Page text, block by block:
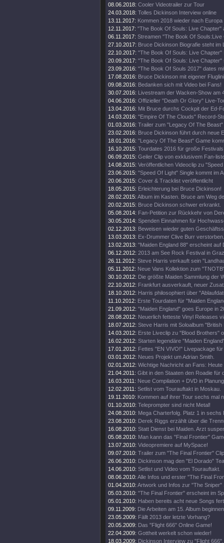
08.06.2018: Cooler Videotrailer zur Tour
24.03.2018: Tolles Dickinson Interview online
13.11.2017: Kommen 2018 wieder nach Europa
12.11.2017: "The Book Of Souls: Live Chapter"
06.11.2017: Streamen "The Book Of Souls:Live
27.10.2017: Bruce Dickinson Biografie steht im
22.10.2017: "The Book Of Souls: Live Chapter"
20.09.2017: "The Book Of Souls: Live Chapter"
23.09.2016: "The Book Of Souls 2017" dates
17.08.2016: Bruce Dickinson mit eigener
09.08.2016: Bedanken sich mit Video bei Fans!
30.07.2016: Livestream der Wacken-Show am
04.06.2016: Offizieller "Death Or Glory" Live-
13.04.2016: Mit Bruce durchs Cockpit der Ed-
14.03.2016: "Empire Of The Clouds" Record-
01.03.2016: Trailer zum "Legacy Of The Beast"
23.02.2016: Bruce Dickinson führt durch neue
18.01.2016: "Legacy Of The Beast" Game
16.10.2015: Tourdates 2016 für große
06.09.2015: Geiler Clip von exklusivem Fan-
14.08.2015: Veröffentlichen Videoclip zu
23.06.2015: "Speed Of Light" Single kommt im
20.06.2015: Cover & Tracklist veröffentlicht
18.05.2015: Erleichterung bei Bruce Dickinson!
28.02.2015: Album im Kasten. Bruce am Weg
20.02.2015: Bruce Dickinson schwer erkrankt.
05.08.2014: Fan-Petition zur Rückkehr von
30.05.2014: Spenden Einnahmen für
02.12.2013: Beweisen wieder guten
13.03.2013: Ex-Drummer Clive Burr verstorben.
13.02.2013: "Maiden England 88" erscheint auf
06.12.2012: 2013 am See Rock Festival in Graz
26.11.2012: Steve Harris verkauft sein
05.11.2012: Neue Vans Kollektion zum
30.10.2012: Die größte Maiden Sammlung der
22.10.2012: Frankfurt ausverkauft, neuer
18.10.2012: Harris philosophiert über
11.10.2012: Erste Tourdaten für "Maiden
21.09.2012: "Maiden England" goes Europe in
28.08.2012: Neuerlich fetteste Vinyl Releases
18.07.2012: Steve Harris mit Soloalbum "British
14.03.2012: Erste Liveclip zu "Blood Brothers"
16.02.2012: Starten legendäre "Maiden
17.01.2012: Fettes "EN VIVO!" Livepackage
03.01.2012: Neues Projekt um Adrian Smith.
02.01.2012: Wichtige Nachricht an Fans: Heute
21.04.2011: Gibt in den Staaten den Roadie für
16.03.2011: Neue Compilation + DVD in
12.02.2011: Setlist vom Tourauftakt in Moskau.
19.11.2010: Kommen auf ihrer Tour sechs mal
01.10.2010: Teleprompter sind nicht Metal!
24.08.2010: Mega Charterfolg. Platz 1 in sechs
23.08.2010: Derek Riggs erzählt über die
16.08.2010: Statt Dienst bei Maiden. Arzt
05.08.2010: Man kann das "Final Frontier"
13.07.2010: Videopremiere auf MySpace!
09.07.2010: Trailer zum "The Final Frontier"
26.06.2010: Dickinson mag den "El Dorado"
14.06.2010: Setlist und Video vom Tourauftakt.
08.06.2010: Alle Infos und erster "The Final
01.04.2010: Artwork und Infos zur "The Sniper"
05.03.2010: "The Final Frontier" erscheint im
05.01.2010: Haben bereits acht neue Songs
09.11.2009: Die Arbeiten am 15. Album
23.05.2009: Fällt 2013 der letzte Vorhang?
20.05.2009: Das "Flight 666" Online Game!
22.04.2009: Gottheit werkelt schon wieder!
18.03.2009: Dickinson Interview zu "Flight 666".